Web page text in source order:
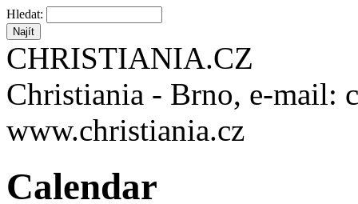
Hledat:
CHRISTIANIA.CZ
Christiania - Brno, e-mail:
www.christiania.cz
Calendar